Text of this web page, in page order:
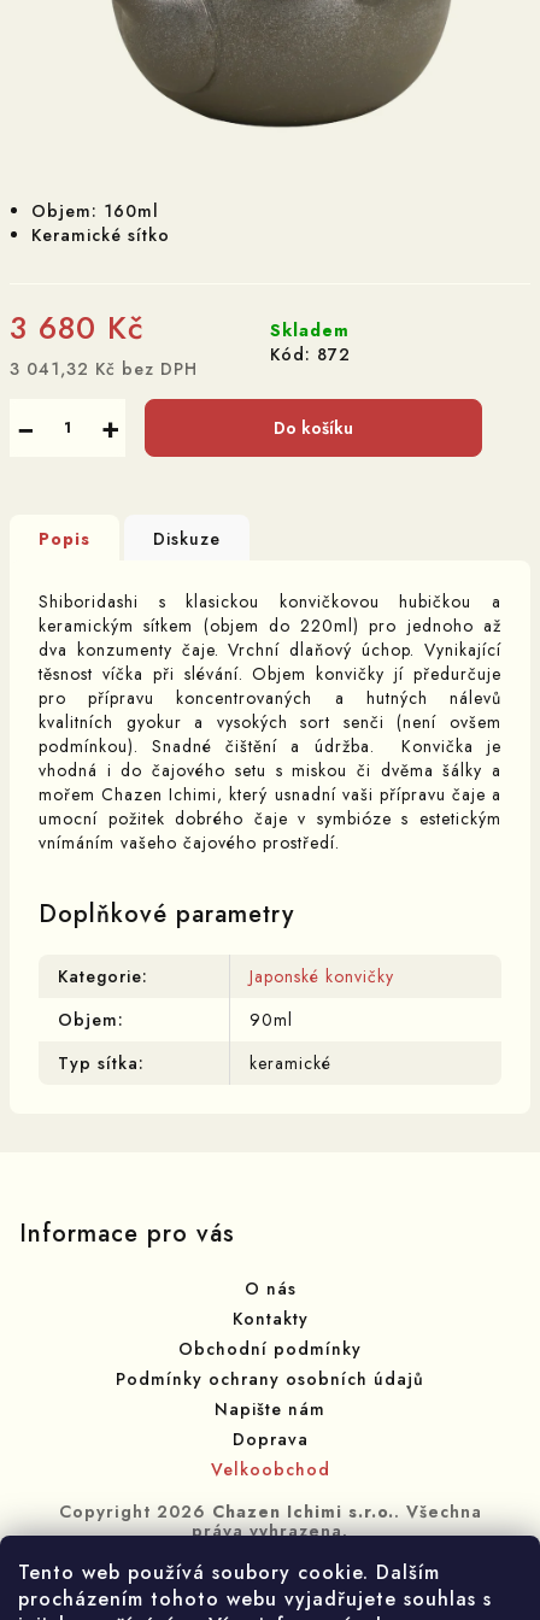
Tento web používá soubory cookie. Dalším
procházením tohoto webu vyjadřujete souhlas s
Objem: 160ml
Keramické sítko
3 680 Kč
3 041,32 Kč bez DPH
Skladem
Kód: 872
+
− Do košíku
Popis Diskuze
Shiboridashi s klasickou konvičkovou hubičkou a
keramickým sítkem (objem do 220ml) pro jednoho až
dva konzumenty čaje. Vrchní dlaňový úchop. Vynikající
těsnost víčka při slévání. Objem konvičky jí předurčuje
pro přípravu koncentrovaných a hutných nálevů
kvalitních gyokur a vysokých sort senči (není ovšem
podmínkou). Snadné čištění a údržba. Konvička je
vhodná i do čajového setu s miskou či dvěma šálky a
mořem Chazen Ichimi, který usnadní vaši přípravu čaje a
umocní požitek dobrého čaje v symbióze s estetickým
vnímáním vašeho čajového prostředí.
Doplňkové parametry
Kategorie:
Japonské konvičky
Objem:
90ml
Typ sítka: keramické
Informace pro vás
O nás
Kontakty
Obchodní podmínky
Podmínky ochrany osobních údajů
Napište nám
Doprava
Velkoobchod
Copyright 2026 Chazen Ichimi s.r.o.. Všechna
práva vyhrazena.
Vytvořil Shoptet